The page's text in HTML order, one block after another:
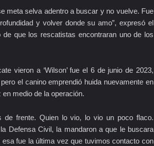
meta selva adentro a buscar y no vuelve. Fue
y volver donde su amo”, expresó el
de que los rescatistas encontraran uno de los
vieron a ‘Wilson’ fue el 6 de junio de 2023,
el canino emprendió huida nuevamente en
medio de la operación.
de frente. Quien lo vio, lo vio un poco flaco.
Defensa Civil, la mandaron a que le buscara
fue la última vez que tuvimos contacto con